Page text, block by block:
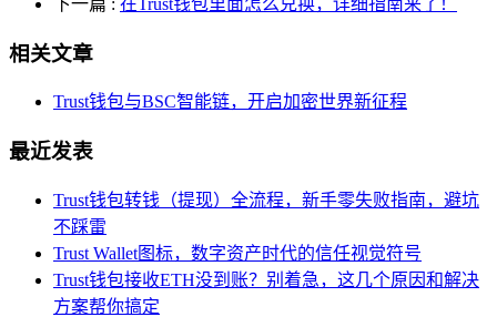
相关文章
Trust钱包与BSC智能链，开启加密世界新征程
最近发表
Trust钱包转钱（提现）全流程，新手零失败指南，避坑
不踩雷
Trust Wallet图标，数字资产时代的信任视觉符号
Trust钱包接收ETH没到账？别着急，这几个原因和解决
方案帮你搞定